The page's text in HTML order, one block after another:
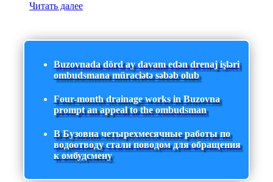
Читать далее
Buzovnada dörd ay davam edən drenaj işləri
ombudsmana müraciətə səbəb olub
Four-month drainage works in Buzovna
prompt an appeal to the ombudsman
В Бузовна четырехмесячные работы по
водоотводу стали поводом для обращения
к омбудсмену